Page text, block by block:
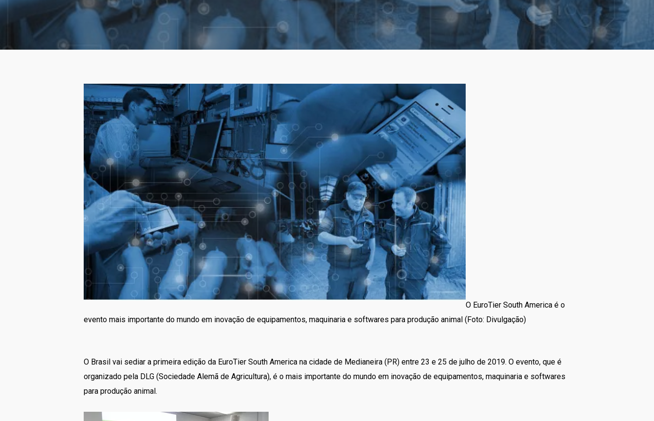
O EuroTier South America é o
evento mais importante do mundo em inovação de equipamentos, maquinaria e softwares para produção animal (Foto: Divulgação)
O Brasil vai sediar a primeira edição da EuroTier South America na cidade de Medianeira (PR) entre 23 e 25 de julho de 2019. O evento, que é
organizado pela DLG (Sociedade Alemã de Agricultura), é o mais importante do mundo em inovação de equipamentos, maquinaria e softwares
para produção animal.